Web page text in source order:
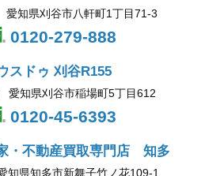
知県刈谷市八軒町1丁目71-3
0120-279-888
スドゥ 刈谷R155
知県刈谷市稲場町5丁目612
0120-45-6393
・不動産買取専門店 知多
知県知多市新舞子竹ノ花109-1